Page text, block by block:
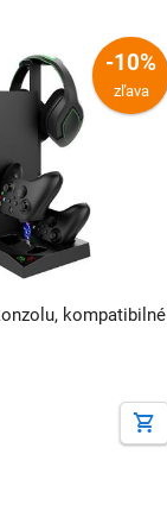
-10%
zľava
kompatibilné